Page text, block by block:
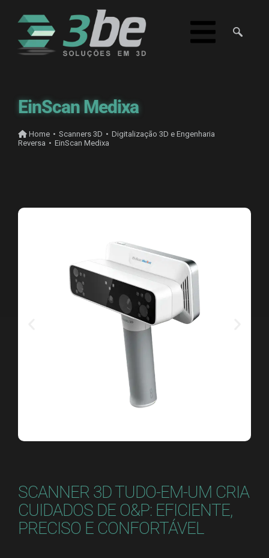
EinScan Medixa
Home • Scanners 3D • Digitalização 3D e Engenharia
Reversa • EinScan Medixa
SCANNER 3D TUDO-EM-UM CRIA
CUIDADOS DE O&P: EFICIENTE,
PRECISO E CONFORTÁVEL